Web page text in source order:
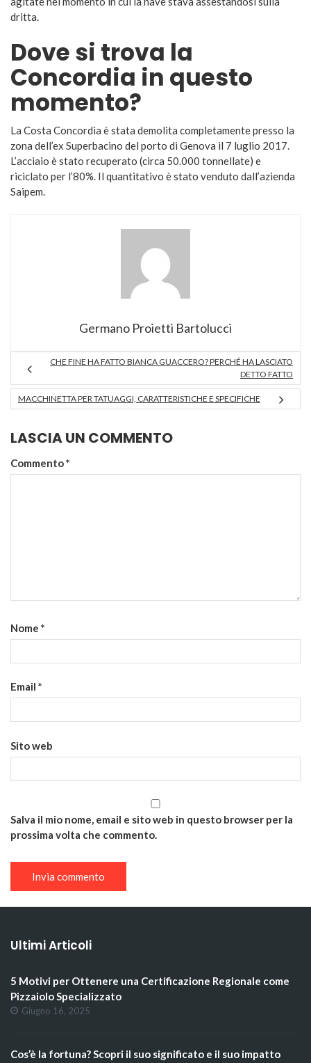
dritta.
Dove si trova la
Concordia in questo
momento?
La Costa Concordia è stata demolita completamente presso la
zona dell’ex Superbacino del porto di Genova il 7 luglio 2017.
L’acciaio è stato recuperato (circa 50.000 tonnellate) e
riciclato per l’80%. Il quantitativo è stato venduto dall’azienda
Saipem.
Germano Proietti Bartolucci
CHE FINE HA FATTO BIANCA GUACCERO? PERCHÉ HA LASCIATO
DETTO FATTO
MACCHINETTA PER TATUAGGI, CARATTERISTICHE E SPECIFICHE
LASCIA UN COMMENTO
Commento*
Nome *
Email *
Sito web
Salva il mio nome, email e sito web in questo browser per la
prossima volta che commento.
Ultimi Articoli
5 Motivi per Ottenere una Certificazione Regionale come
Pizzaiolo Specializzato
Giugno 16, 2025
Cos’è la fortuna? Scopri il suo significato e il suo impatto